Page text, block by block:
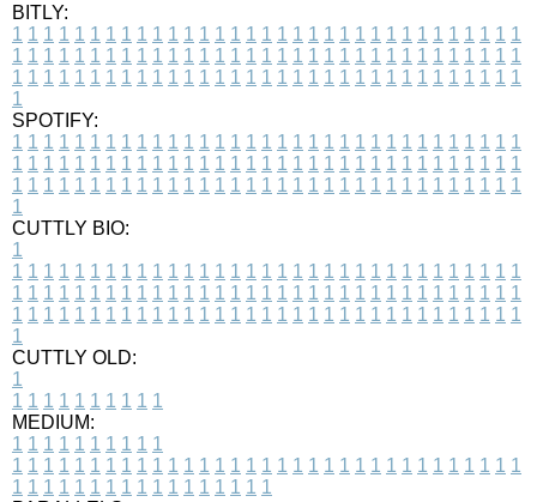
BITLY:
1 1 1 1 1 1 1 1 1 1 1 1 1 1 1 1 1 1 1 1 1 1 1 1 1 1 1 1 1 1 1 1 1
1 1 1 1 1 1 1 1 1 1 1 1 1 1 1 1 1 1 1 1 1 1 1 1 1 1 1 1 1 1 1 1 1
1 1 1 1 1 1 1 1 1 1 1 1 1 1 1 1 1 1 1 1 1 1 1 1 1 1 1 1 1 1 1 1 1
1
SPOTIFY:
1 1 1 1 1 1 1 1 1 1 1 1 1 1 1 1 1 1 1 1 1 1 1 1 1 1 1 1 1 1 1 1 1
1 1 1 1 1 1 1 1 1 1 1 1 1 1 1 1 1 1 1 1 1 1 1 1 1 1 1 1 1 1 1 1 1
1 1 1 1 1 1 1 1 1 1 1 1 1 1 1 1 1 1 1 1 1 1 1 1 1 1 1 1 1 1 1 1 1
1
CUTTLY BIO:
1
1 1 1 1 1 1 1 1 1 1 1 1 1 1 1 1 1 1 1 1 1 1 1 1 1 1 1 1 1 1 1 1 1
1 1 1 1 1 1 1 1 1 1 1 1 1 1 1 1 1 1 1 1 1 1 1 1 1 1 1 1 1 1 1 1 1
1 1 1 1 1 1 1 1 1 1 1 1 1 1 1 1 1 1 1 1 1 1 1 1 1 1 1 1 1 1 1 1 1
1
CUTTLY OLD:
1
1 1 1 1 1 1 1 1 1 1
MEDIUM:
1 1 1 1 1 1 1 1 1 1
1 1 1 1 1 1 1 1 1 1 1 1 1 1 1 1 1 1 1 1 1 1 1 1 1 1 1 1 1 1 1 1 1
1 1 1 1 1 1 1 1 1 1 1 1 1 1 1 1 1